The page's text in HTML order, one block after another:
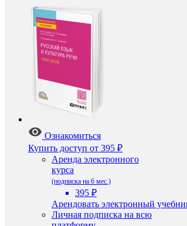
Ознакомиться
Купить доступ от 395 ₽
Аренда электронного
курса
(подписка на 6 мес.)
395 ₽
Арендовать электронный
Личная подписка на всю